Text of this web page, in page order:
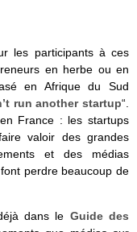
les participants à ces
en herbe ou en
en Afrique du Sud
run another startup“.
France : les startups
valoir des grandes
et des médias
perdre beaucoup de
dans le Guide des